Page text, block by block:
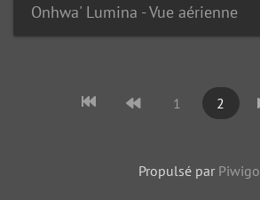
Onhwa' Lumina - Vue aérienne
1 2
Propulsé par Piwigo